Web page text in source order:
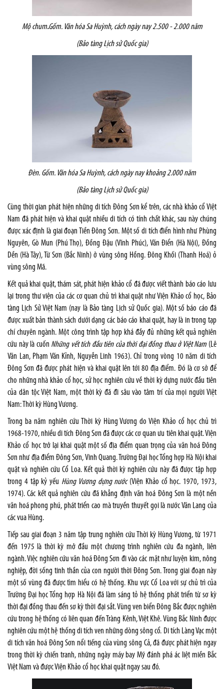
Mộ chum.Gốm. Văn hóa Sa Huỳnh, cách ngày nay 2.500 - 2.000 năm
(Bảo tàng Lịch sử Quốc gia)
Đèn. Gốm. Văn hóa Sa Huỳnh, cách ngày nay khoảng 2.000 năm
(Bảo tàng Lịch sử Quốc gia)
Cùng thời gian phát hiện những di tích Đông Sơn kể trên, các nhà khảo cổ Việt
Nam đã phát hiện và khai quật nhiều di tích có tính chất khác, sau này chúng
được xác định là giai đoạn Tiền Đông Sơn. Một số di tích điển hình như Phùng
Nguyên, Gò Mun (Phú Thọ), Đồng Đậu (Vĩnh Phúc), Văn Điển (Hà Nội), Đồng
Dền (Hà Tây), Từ Sơn (Bắc Ninh) ở vùng sông Hồng. Đông Khối (Thanh Hoá) ỏ
vùng sông Mã.
Kết quả khai quật, thám sát, phát hiện khảo cổ đã được viết thành báo cáo lưu
lại trong thư viện của các cơ quan chủ trì khai quật như Viện Khảo cổ học, Bảo
tàng Lịch Sử Việt Nam (nay là Bảo tàng Lịch sử Quốc gia). Một số báo cáo đã
được xuất bản thành sách dưới dạng các báo cáo khai quật, hay là in trong tạp
chí chuyên ngành. Một công trình tập hợp khá đầy đủ những kết quả nghiên
cứu này là cuốn Những vết tích đầu tiên của thời đại đồng thau ở Việt Nam (Lê
Văn Lan, Phạm Văn Kỉnh, Nguyễn Linh 1963). Chỉ trong vòng 10 năm di tích
Đông Sơn đã được phát hiện và khai quật lên tới 80 địa điểm. Đó là cơ sở để
cho những nhà khảo cổ học, sử học nghiên cứu về thời kỳ dựng nước đầu tiên
của dân tộc Việt Nam, một thời kỳ đã đi sâu vào tâm trí của mọi người Việt
Nam: Thời kỳ Hùng Vương.
Trong ba năm nghiên cứu Thời kỳ Hùng Vương do Viện Khảo cổ học chủ trì
1968-1970, nhiều di tích Đông Sơn đã được các cơ quan ưu tiên khai quật. Viện
Khảo cổ học trở lại khai quật một số địa điểm quan trọng của văn hoá Đông
Sơn như địa điểm Đông Sơn, Vinh Quang. Trường Đại học Tổng hợp Hà Nội khai
quật và nghiên cứu Cổ Loa. Kết quả thời kỳ nghiên cứu này đã được tập hợp
trong 4 tập kỷ yếu Hùng Vương dựng nước (Viện Khảo cổ học. 1970, 1973,
1974). Các kết quả nghiên cứu đã khẳng định văn hoá Đông Sơn là một nền
văn hoá phong phú, phát triển cao mà truyền thuyết gọi là nước Văn Lang của
các vua Hùng.
Tiếp sau giai đoạn 3 năm tập trung nghiên cứu Thời kỳ Hùng Vương, từ 1971
đến 1975 là thời kỳ mở đầu một chương trình nghiên cứu đa ngành, liên
ngành. Việc nghiên cứu văn hoá Đông Sơn đi vào các mặt như luyện kim, nông
nghiệp, đời sống tinh thần của con người thời Đông Sơn. Trong giai đoạn này
một số vùng đã được tìm hiểu có hệ thống. Khu vực Cổ Loa với sự chủ trì của
Trường Đại học Tổng hợp Hà Nội đã làm sáng tỏ hệ thống phát triển từ sơ kỳ
thời đại đồng thau đến sơ kỳ thời đại sắt. Vùng ven biển Đông Bắc được nghiên
cứu trong hệ thống có liên quan đến Tràng Kênh, Việt Khê. Vùng Bắc Ninh được
nghiên cứu một hệ thống di tích ven những dòng sông cổ. Di tích Làng Vạc một
di tích văn hoá Đông Sơn nổi tiếng của vùng sông Cả, đã được phát hiện ngay
trong thời kỳ chiến tranh, những ngày máy bay Mỹ đánh phá ác liệt miền Bắc
Việt Nam và được Viện Khảo cổ học khai quật ngay sau đó.